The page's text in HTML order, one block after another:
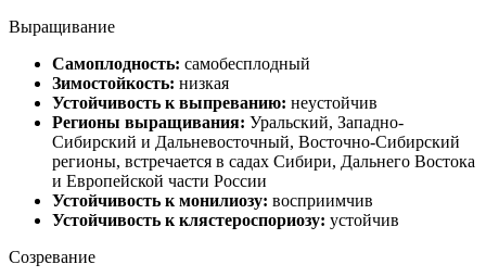
Выращивание
Самоплодность: самобесплодный
Зимостойкость: низкая
Устойчивость к выпреванию: неустойчив
Регионы выращивания: Уральский, Западно-
Сибирский и Дальневосточный, Восточно-Сибирский
регионы, встречается в садах Сибири, Дальнего Востока
и Европейской части России
Устойчивость к монилиозу: восприимчив
Устойчивость к клястероспориозу: устойчив
Созревание